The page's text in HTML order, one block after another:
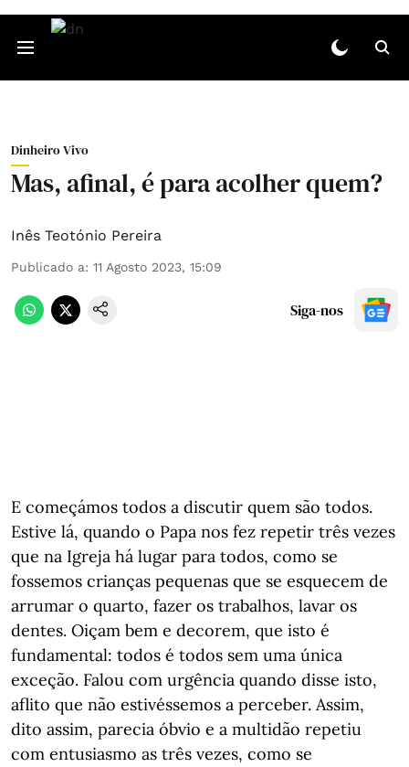
Dinheiro Vivo
Mas, afinal, é para acolher quem?
Inês Teotónio Pereira
Publicado a: 11 Agosto 2023, 15:09
Siga-nos
E começámos todos a discutir quem são todos.
Estive lá, quando o Papa nos fez repetir três vezes
que na Igreja há lugar para todos, como se
fossemos crianças pequenas que se esquecem de
arrumar o quarto, fazer os trabalhos, lavar os
dentes. Oiçam bem e decorem, que isto é
fundamental: todos é todos sem uma única
exceção. Falou com urgência quando disse isto,
aflito que não estivéssemos a perceber. Assim,
dito assim, parecia óbvio e a multidão repetiu
com entusiasmo as três vezes, como se